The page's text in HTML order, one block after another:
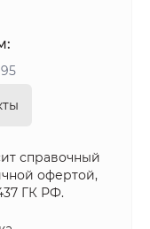
справочный
офертой,
ГК РФ.